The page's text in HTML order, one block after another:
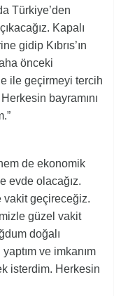
Türkiye’den
Kapalı
gidip Kıbrıs’ın
önceki
ile geçirmeyi tercih
bayramını
de ekonomik
evde olacağız.
vakit geçireceğiz.
güzel vakit
doğalı
ve imkanım
isterdim. Herkesin